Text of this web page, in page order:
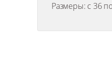
Размеры: с 36